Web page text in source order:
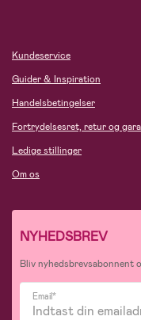
Kundeservice
Guider & Inspiration
Handelsbetingelser
Fortrydelsesret, retur og
Ledige stillinger
Om os
NYHEDSBREV
Bliv nyhedsbrevsabonnent
Email*